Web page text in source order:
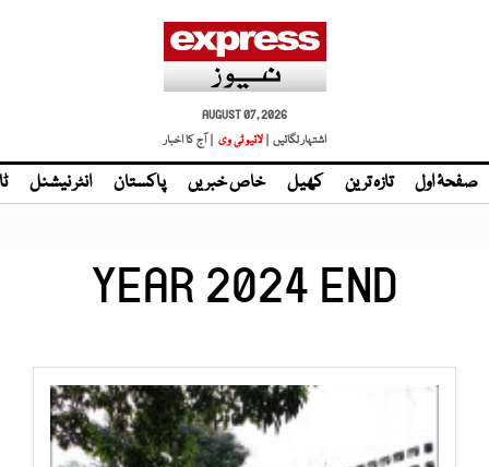
AUGUST 07, 2026
اشتہار لگائیں | لائیو ٹی وی | آج کا اخبار
صفحۂ اول تازہ ترین کھیل خاص خبریں پاکستان انٹر نیشنل
YEAR 2024 END